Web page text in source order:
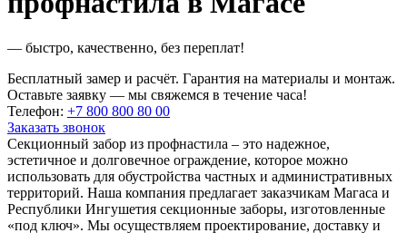
— быстро, качественно, без переплат!
Бесплатный замер и расчёт. Гарантия на материалы и монтаж.
Оставьте заявку — мы свяжемся в течение часа!
Телефон: +7 800 800 80 00
Заказать звонок
Секционный забор из профнастила – это надежное,
эстетичное и долговечное ограждение, которое можно
использовать для обустройства частных и административных
территорий. Наша компания предлагает заказчикам Магаса и
Республики Ингушетия секционные заборы, изготовленные
«под ключ». Мы осуществляем проектирование, доставку и